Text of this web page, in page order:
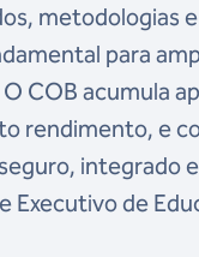
metodologias
para
COB acumula
rendimento, e
integrado
Executivo de